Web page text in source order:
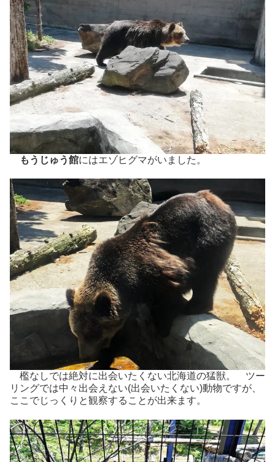
もうじゅう館にはエゾヒグマがいました。
檻なしでは絶対に出会いたくない北海道の猛獣。 ツー
リングでは中々出会えない(出会いたくない)動物ですが、
ここでじっくりと観察することが出来ます。